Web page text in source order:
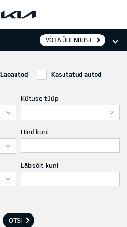
VÕTA ÜHENDUST
Laoautod Kasutatud autod
Kütuse tüüp
Hind kuni
Läbisõit kuni
OTSI